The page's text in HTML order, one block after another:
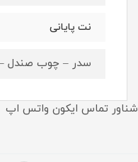
نت پایانی
سدر – چوب صندل –
شناور تماس ایکون واتس اپ